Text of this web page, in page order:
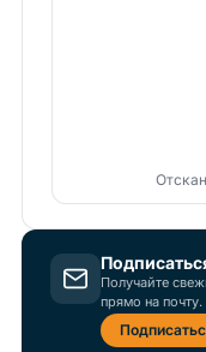
Получайте
прямо на почту.